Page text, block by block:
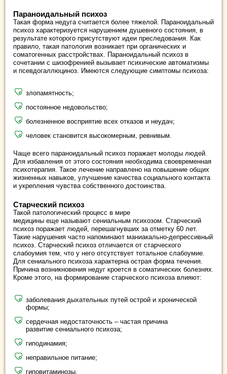
Параноидальный психоз
Такая форма недуга считается более тяжелой. Параноидальный
психоз характеризуется нарушением душевного состояния, в
результате которого присутствуют идеи преследования. Как
правило, такая патология возникает при органических и
соматогенных расстройствах. Параноидальный психоз в
сочетании с шизофренией вызывает психические автоматизмы
и псевдогаллюциноз. Имеются следующие симптомы психоза:
злопамятность;
постоянное недовольство;
болезненное восприятие всех отказов и неудач;
человек становится высокомерным, ревнивым.
Чаще всего параноидальный психоз поражает молоды людей.
Для избавления от этого состояния необходима своевременная
психотерапия. Такое лечение направлено на повышение общих
жизненных навыков, улучшение качества социального контакта
и укрепления чувства собственного достоинства.
Старческий психоз
Такой патологический процесс в мире
медицины еще называют сениальным психозом. Старческий
психоз поражает людей, перешагнувших за отметку 60 лет.
Такие нарушения часто напоминают маниакально-депрессивный
психоз. Старческий психоз отличается от старческого
слабоумия тем, что у него отсутствует тотальное слабоумие.
Для сениального психоза характерна острая форма течения.
Причина возникновения недуг кроется в соматических болезнях.
Кроме этого, на формирование старческого психоза влияют:
заболевания дыхательных путей острой и хронической
формы;
сердечная недостаточность – частая причина
развитие сениального психоза;
гиподинамия;
неправильное питание;
гиповитаминозы.